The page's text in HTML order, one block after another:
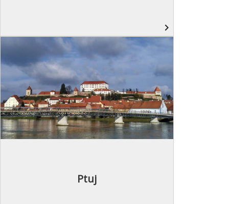
navigate_next
Ptuj